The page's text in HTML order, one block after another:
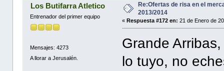
Los Butifarra Atletico
Entrenador del primer equipo
Mensajes: 4273
A llorar a Jerusalén.
Re:Ofertas de risa en el
2013/2014
«Respuesta #172 en: 21 de Enero de
Grande
lo tuyo, no